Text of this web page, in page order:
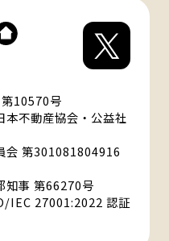
10570号
本不動産協会・公益社
会 第301081804916
知事 第66270号
IEC 27001:2022 認証